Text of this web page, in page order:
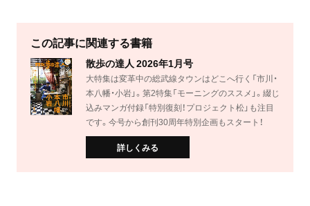
この記事に関連する書籍
散歩の達人 2026年1月号
大特集は変革中の総武線タウンはどこへ行く「市川・
本八幡・小岩」。第2特集「モーニングのススメ」。綴じ
込みマンガ付録「特別復刻！プロジェクト松」も注目
です。今号から創刊30周年特別企画もスタート！
詳しくみる